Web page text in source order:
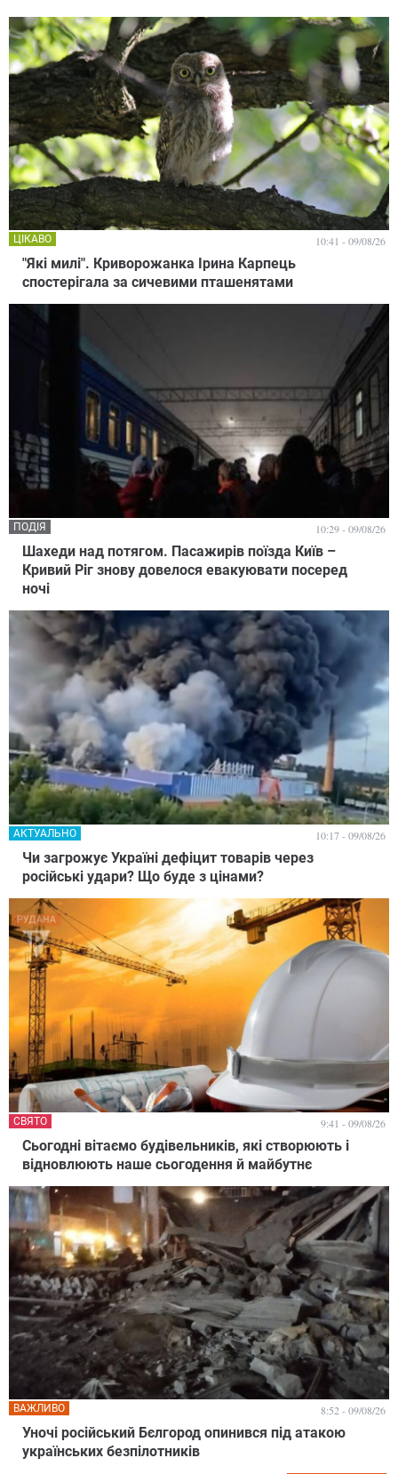
"Які милі". Криворожанка Ірина Карпець
спостерігала за сичевими пташенятами
ЦІКАВО 10:41 - 09/08/26
Шахеди над потягом. Пасажирів поїзда Київ –
Кривий Ріг знову довелося евакуювати посеред
ночі
ПОДІЯ 10:29 - 09/08/26
Чи загрожує Україні дефіцит товарів через
російські удари? Що буде з цінами?
АКТУАЛЬНО 10:17 - 09/08/26
Сьогодні вітаємо будівельників, які створюють і
відновлюють наше сьогодення й майбутнє
СВЯТО 9:41 - 09/08/26
Уночі російський Бєлгород опинився під атакою
українських безпілотників
ВАЖЛИВО 8:52 - 09/08/26